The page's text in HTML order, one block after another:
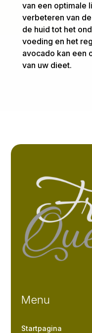
van een optimale
verbeteren van
de huid tot het
voeding en het
avocado kan een
van uw dieet.
Menu
Startpagina